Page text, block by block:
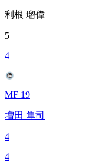
利根 瑠偉
5
4
MF 19
増田 隼司
4
4